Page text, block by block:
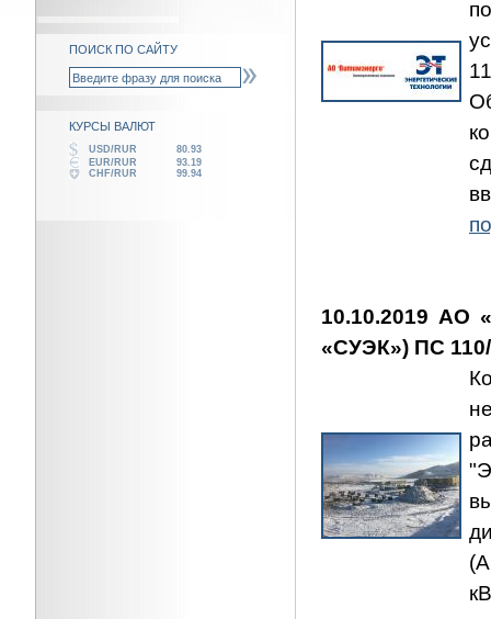
ПОИСК ПО САЙТУ
КУРСЫ ВАЛЮТ
USD/RUR
80.93
EUR/RUR
93.19
CHF/RUR
99.94
10.10.2019 АО
«СУЭК») ПС